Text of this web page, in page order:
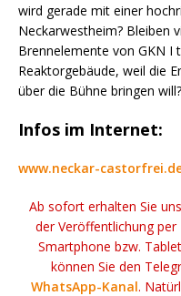
wird gerade mit einer
Neckarwestheim? Bleiben
Brennelemente von GKN I
Reaktorgebäude, weil die
über die Bühne bringen
Infos im Internet:
www.neckar-
Ab sofort erhalten Sie
der Veröffentlichung
Smartphone bzw.
können Sie den
WhatsApp-Kanal.